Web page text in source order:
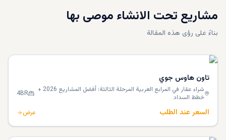
مشاريع تحت الانشاء موصى بها
بناءً على رؤى هذه المقالة
تاون هاوس جوي
شراء عقار في المرابع العربية المرحلة الثالثة: أفضل المشاريع 2026 +
خطط السداد
4BR
السعر عند الطلب عرض